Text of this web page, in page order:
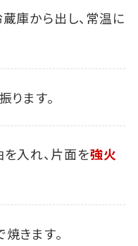
庫から出し、常温に
ります。
入れ、片面を強火
焼きます。